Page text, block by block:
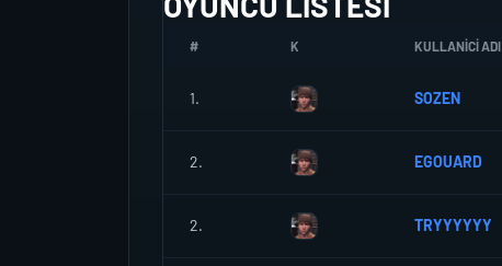
# K KULLANICI ADI
1. SOZEN
2. EGOUARD
2. TRYYYYYY